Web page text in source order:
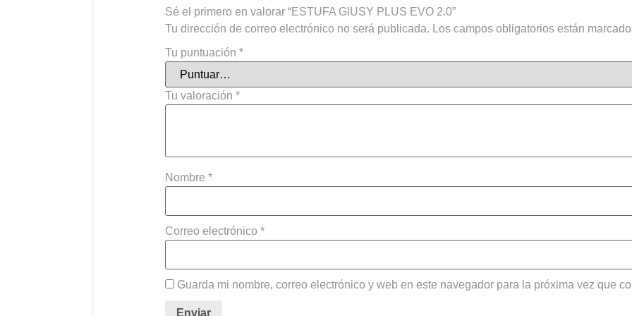
Sé el primero en valorar “ESTUFA GIUSY PLUS EVO 2.0”
Tu dirección de correo electrónico no será publicada. Los campos obligatorios están
Tu puntuación*
Tu valoración*
Nombre*
Correo electrónico*
Guarda mi nombre, correo electrónico y web en este navegador para la próxima vez que